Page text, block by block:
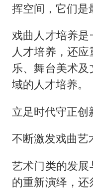
挥空间，它们是
戏曲人才培养
人才培养，还
乐、舞台美术
域的人才培养。
立足时代守正创
不断激发戏曲艺
艺术门类的发
的重新演绎，